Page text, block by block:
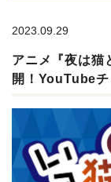
2023.09.29
アニメ『夜は猫
開！YouTube